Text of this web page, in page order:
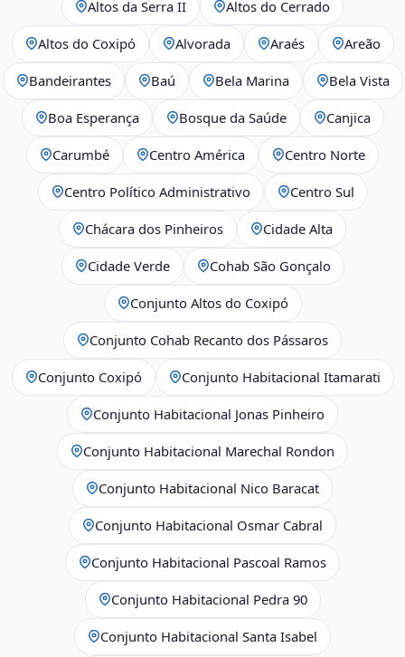
Altos da Serra II Altos do Cerrado
Altos do Coxipó Alvorada Araés Areão
Bandeirantes Baú Bela Marina Bela Vista
Boa Esperança Bosque da Saúde Canjica
Carumbé Centro América Centro Norte
Centro Político Administrativo Centro Sul
Chácara dos Pinheiros Cidade Alta
Cidade Verde Cohab São Gonçalo
Conjunto Altos do Coxipó
Conjunto Cohab Recanto dos Pássaros
Conjunto Coxipó Conjunto Habitacional Itamarati
Conjunto Habitacional Jonas Pinheiro
Conjunto Habitacional Marechal Rondon
Conjunto Habitacional Nico Baracat
Conjunto Habitacional Osmar Cabral
Conjunto Habitacional Pascoal Ramos
Conjunto Habitacional Pedra 90
Conjunto Habitacional Santa Isabel